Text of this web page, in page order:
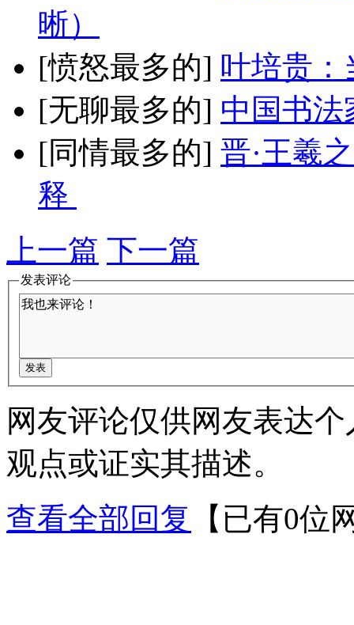
晰）
[愤怒最多的] 叶培贵：
[无聊最多的] 中国书法
[同情最多的] 晋·王羲
释
上一篇 下一篇
发表评论
网友评论仅供网友表达
观点或证实其描述。
查看全部回复
【已有0位